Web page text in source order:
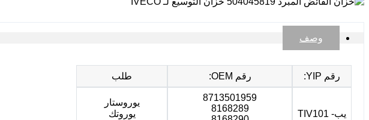
وصف
رقم YIP: رقم OEM: طلب
يب- TIV101
8713501959
8168289
يوروستار
يوروتك